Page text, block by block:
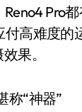
Pro
高难度的
果。